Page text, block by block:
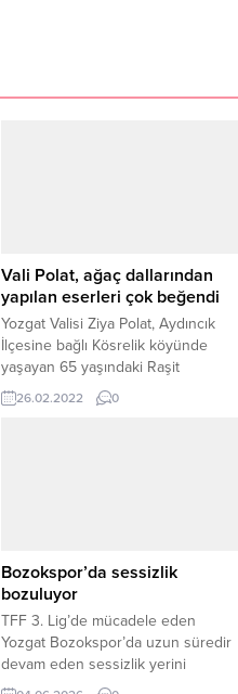
Vali Polat, ağaç dallarından
yapılan eserleri çok beğendi
Yozgat Valisi Ziya Polat, Aydıncık
İlçesine bağlı Kösrelik köyünde
yaşayan 65 yaşındaki Raşit
Öztürk’ü evinde ziyaret ederek,
Öztürk’ün doğadan topladığı ağaç
26.02.2022 0
Bozokspor’da sessizlik
bozuluyor
TFF 3. Lig’de mücadele eden
Yozgat Bozokspor’da uzun süredir
devam eden sessizlik yerini
hareketli günlere bırakıyor. Kulüp